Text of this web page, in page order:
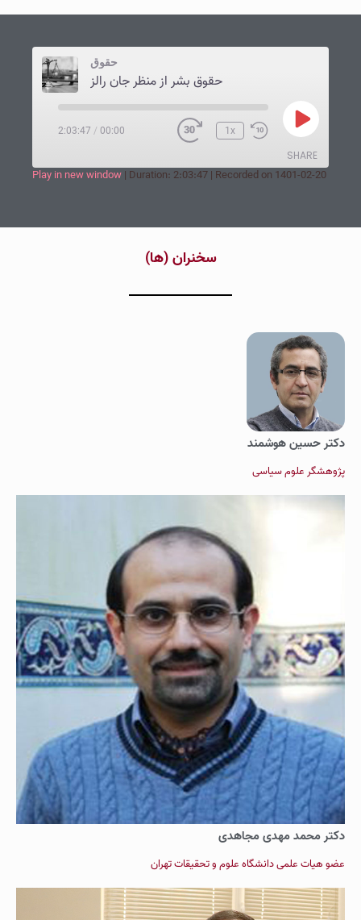
حقوق
حقوق بشر از منظر جان رالز
1x
00:00
/
2:03:47
SHARE
Play in new window| Duration: 2:03:47| Recorded on 1401-02-20
‌سخنران (ها‌)
دکتر حسین هوشمند
پژوهشگر علوم سیاسی
دکتر محمد مهدی مجاهدی
عضو هیات علمی دانشگاه علوم و تحقیقات تهران